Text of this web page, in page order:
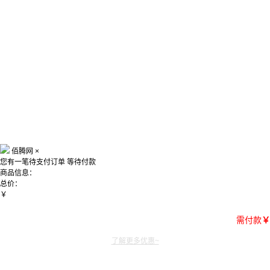
佰腾网 ×
您有一笔待支付订单 等待付款
商品信息：
总价：
￥
需付款￥
了解更多优惠~